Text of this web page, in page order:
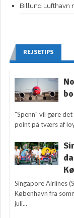
Billund Lufthavn
REJSETIPS
"Spenn" vil gøre
point på tværs af
Singapore Airlines
København fra
juli...